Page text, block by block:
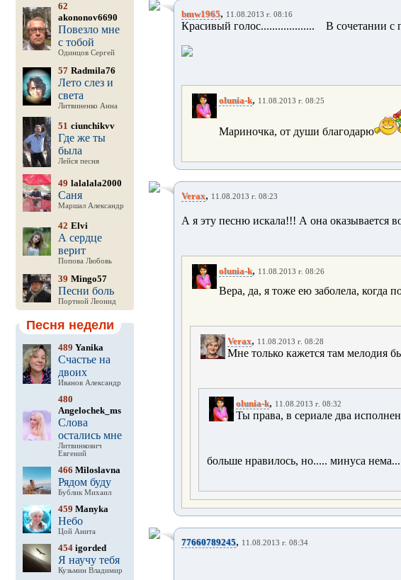
62
akononov6690
Повезло мне
с тобой
Одинцов Сергей
57 Radmila76
Лето слез и
света
Литвиненко Анна
51 ciunchikvv
Где же ты
была
Лейся песня
49 lalalala2000
Саня
Маршал Александр
42 Elvi
А сердце
верит
Попова Любовь
39 Mingo57
Песни боль
Портной Леонид
Песня недели
489 Yanika
Счастье на
двоих
Иванов Александр
480
Angelochek_ms
Слова
остались мне
Литвинкович
Евгений
466 Miloslavna
Рядом буду
Бублик Михаил
459 Manyka
Небо
Цой Анита
454igorded
Я научу тебя
Кузьмин Владимир
bmw1965, 11.08.2013 г. 08:16
Красивый голос................... В сочетании с
olunia-k, 11.08.2013 г. 08:25
Мариночка, от души благодарю
Verax, 11.08.2013 г. 08:23
А я эту песню искала!!! А она оказывается
olunia-k, 11.08.2013 г. 08:26
Вера, да, я тоже ею заболела, когда
Verax, 11.08.2013 г. 08:28
Мне только кажется там мелодия
olunia-k, 11.08.2013 г. 08:32
Ты права, в сериале два
больше нравилось, но..... минуса
77660789245, 11.08.2013 г. 08:34